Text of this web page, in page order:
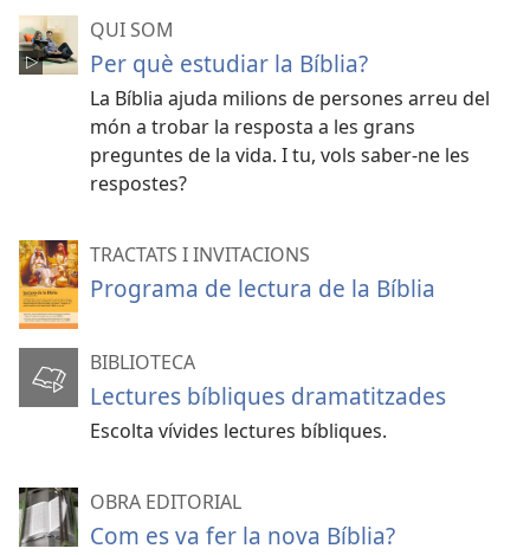
QUI SOM
Per què estudiar la Bíblia?
La Bíblia ajuda milions de persones arreu del
món a trobar la resposta a les grans
preguntes de la vida. I tu, vols saber-ne les
respostes?
TRACTATS I INVITACIONS
Programa de lectura de la Bíblia
BIBLIOTECA
Lectures bíbliques dramatitzades
Escolta vívides lectures bíbliques.
OBRA EDITORIAL
Com es va fer la nova Bíblia?